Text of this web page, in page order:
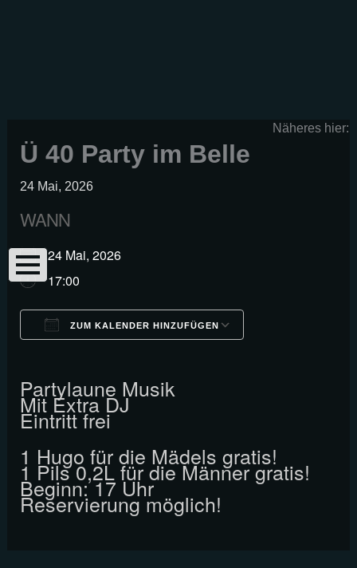
Näheres hier:
Ü 40 Party im Belle
24 Mai, 2026
WANN
24 Mai, 2026
17:00
ZUM KALENDER HINZUFÜGEN
Partylaune Musik
Mit Extra DJ
Eintritt frei
1 Hugo für die Mädels gratis!
1 Pils 0,2L für die Männer gratis!
Beginn: 17 Uhr
Reservierung möglich!